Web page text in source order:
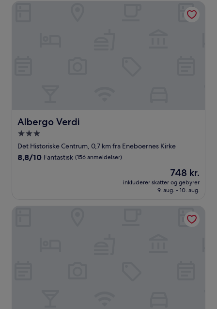
anmeldelser)
Albergo Verdi
Albergo Verdi
3.0-
stjernet
overnatningssted
Det Historiske Centrum, 0,7 km fra Eneboernes Kirke
8.8
anmeldelser)
8,8/10 Fantastisk (156 anmeldelser)
Prisen
er
748 kr.
748 kr.
inkluderer skatter og gebyrer
9. aug. - 10. aug.